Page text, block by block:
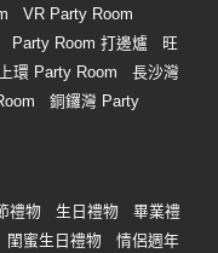
VR Party Room
Party Room 打邊爐
旺
環 Party Room
長沙灣
銅鑼灣 Party
禮物 生日禮物
畢業禮
閨蜜生日禮物 情侶週年